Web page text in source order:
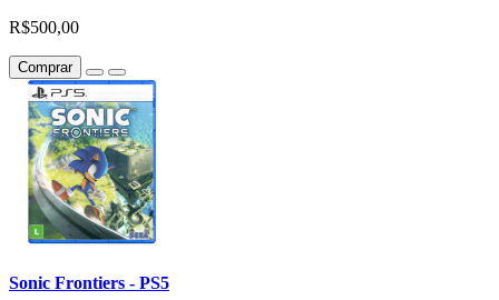
R$500,00
Comprar
Sonic Frontiers - PS5